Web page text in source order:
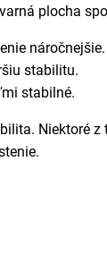
plocha
náročnejšie.
stabilitu.
stabilné.
Niektoré z